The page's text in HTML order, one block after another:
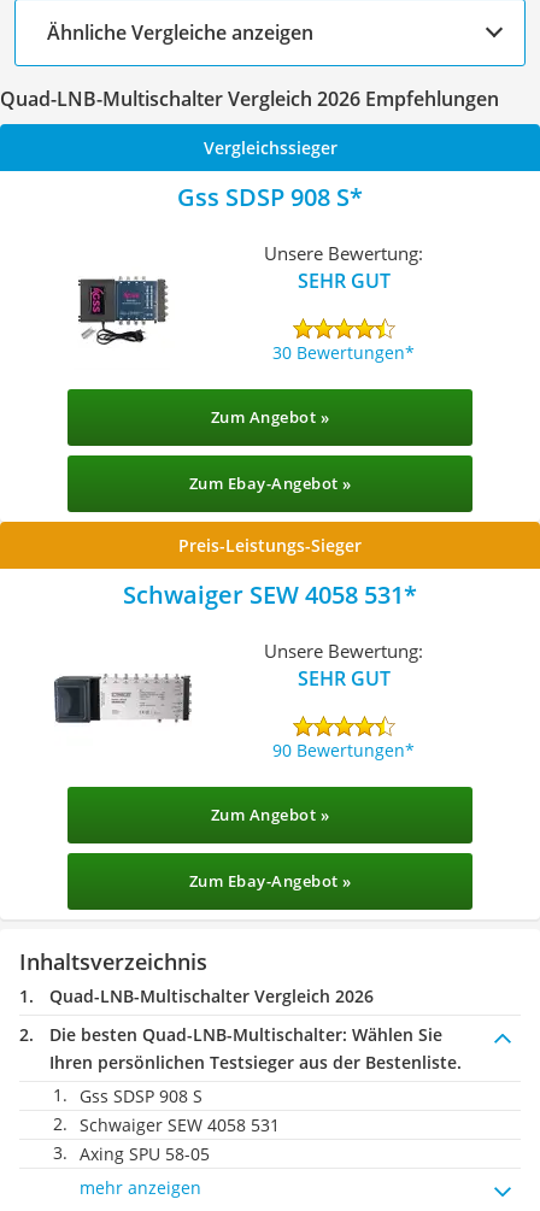
Ähnliche Vergleiche anzeigen
Quad-LNB-Multischalter Vergleich 2026 Empfehlungen
Vergleichssieger
Gss SDSP 908 S
Unsere Bewertung:
SEHR GUT
30 Bewertungen
Zum Angebot »
Zum Ebay-Angebot »
Preis-Leistungs-Sieger
Schwaiger SEW 4058 531
Unsere Bewertung:
SEHR GUT
90 Bewertungen
Zum Angebot »
Zum Ebay-Angebot »
Inhaltsverzeichnis
Quad-LNB-Multischalter Vergleich 2026
Die besten Quad-LNB-Multischalter: Wählen Sie
Ihren persönlichen Testsieger aus der Bestenliste.
Gss SDSP 908 S
Schwaiger SEW 4058 531
Axing SPU 58-05
mehr anzeigen